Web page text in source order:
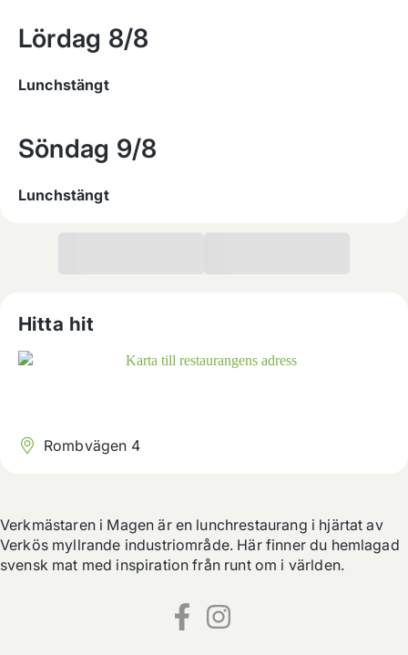
Lördag 8/8
Lunchstängt
Söndag 9/8
Lunchstängt
Hitta hit
Rombvägen 4
Verkmästaren i Magen är en lunchrestaurang i hjärtat av
Verkös myllrande industriområde. Här finner du hemlagad
svensk mat med inspiration från runt om i världen.